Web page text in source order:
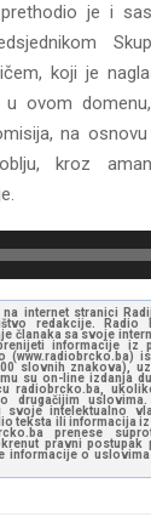
je i
koji je
u ovom
na
kroz
internet stranici
redakcije. Radio
članaka sa svoje
informacije iz
(www.radiobrcko.ba)
slovnih znakova),
su on-line izdanja
radiobrcko.ba,
drugačijim
svoje intelektualno
teksta ili informacija
prenese
pravni postupak
informacije o